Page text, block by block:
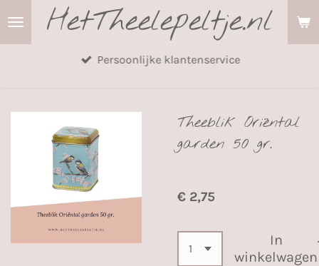
Ga
HetTheelepeltje.nl
Persoonlijke klantenservice
Theeblik Oriëntal
garden 50 gr.
€ 2,75
In
winkelwagen